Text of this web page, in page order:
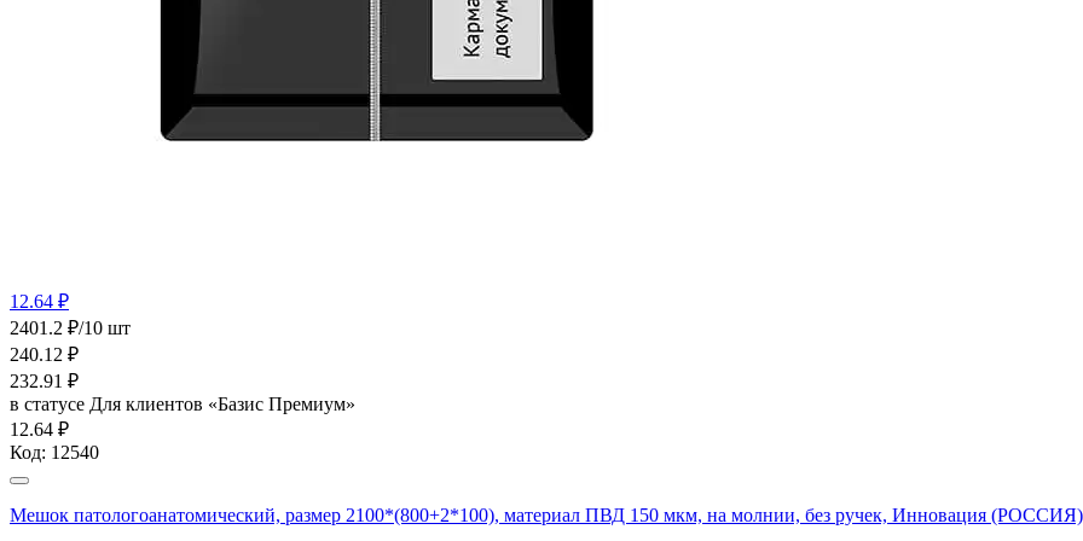
12.64 ₽
2401.2 ₽/10 шт
240.12 ₽
232.91 ₽
в статусе Для клиентов «Базис Премиум»
12.64 ₽
Код: 12540
Мешок патологоанатомический, размер 2100*(800+2*100), материал ПВД 150 мкм, на молнии, без ручек, Инновация